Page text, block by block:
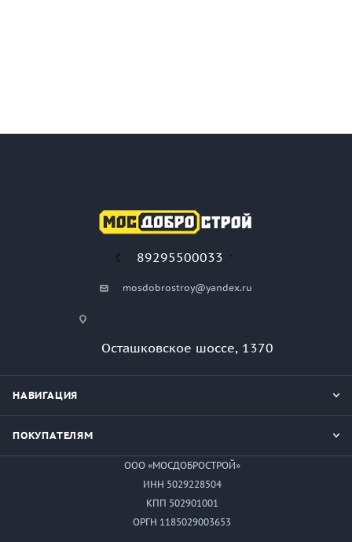
89295500033
mosdobrostroy@yandex.ru
Осташковское шоссе, 1370
НАВИГАЦИЯ
ПОКУПАТЕЛЯМ
ООО «МОСДОБРОСТРОЙ»
ИНН 5029228504
КПП 502901001
ОРГН 1185029003653